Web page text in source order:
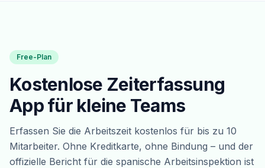
Free-Plan
Kostenlose Zeiterfassung
App für kleine Teams
Erfassen Sie die Arbeitszeit kostenlos für bis zu 10
Mitarbeiter. Ohne Kreditkarte, ohne Bindung – und der
offizielle Bericht für die spanische Arbeitsinspektion ist